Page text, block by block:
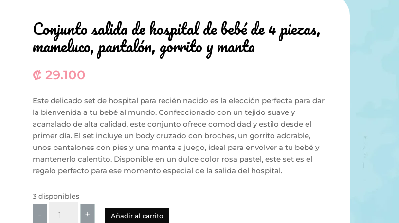
Conjunto salida de hospital de bebé de 4 piezas,
mameluco, pantalón, gorrito y manta
₡ 29.100
Este delicado set de hospital para recién nacido es la elección perfecta para dar
la bienvenida a tu bebé al mundo. Confeccionado con un tejido suave y
acanalado de alta calidad, este conjunto ofrece comodidad y estilo desde el
primer día. El set incluye un body cruzado con broches, un gorrito adorable,
unos pantalones con pies y una manta a juego, ideal para envolver a tu bebé y
mantenerlo calentito. Disponible en un dulce color rosa pastel, este set es el
regalo perfecto para ese momento especial de la salida del hospital.
3 disponibles
-
salida
+ Añadir al carrito